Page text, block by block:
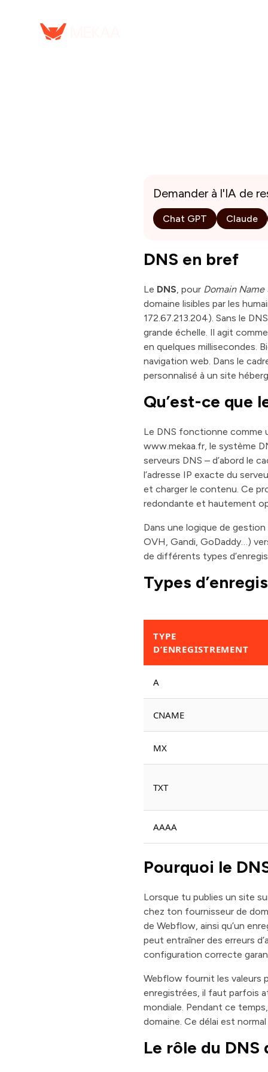
Demander à l'IA de
Chat GPT Claude
DNS en bref
Le DNS, pour Domain Name
domaine lisibles par les
172.67.213.204). Sans le
grande échelle. Il agit
en quelques millisecondes.
navigation web. Dans le
personnalisé à un site
Qu’est-ce que
Le DNS fonctionne comme
www.mekaa.fr, le système
serveurs DNS – d’abord le
l’adresse IP exacte du
et charger le contenu. Ce
redondante et hautement
Dans une logique de
OVH, Gandi, GoDaddy…)
de différents types
Types
TYPE
D’ENREGISTREMENT
A
CNAME
MX
TXT
AAAA
Pourquoi le
Lorsque tu publies un site
chez ton fournisseur de
de Webflow, ainsi qu’un
peut entraîner des erreurs
configuration correcte
Webflow fournit les valeurs
enregistrées, il faut parfois
mondiale. Pendant ce
domaine. Ce délai est
Le rôle du